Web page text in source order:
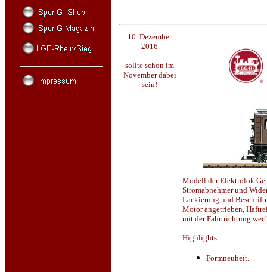
10. Dezember
2016
sollte schon im
November dabei
sein!
Modell der Elektrolok Ge
Stromabnehmer und
Lackierung und
Motor angetrieben,
mit der Fahrtrichtung
Highlights:
Formneuheit.